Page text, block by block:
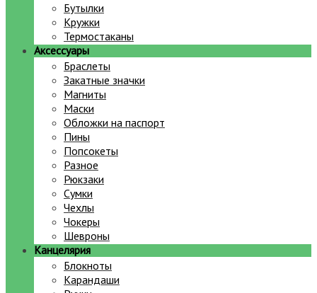
Бутылки
Кружки
Термостаканы
Аксессуары
Браслеты
Закатные значки
Магниты
Маски
Обложки на паспорт
Пины
Попсокеты
Разное
Рюкзаки
Сумки
Чехлы
Чокеры
Шевроны
Канцелярия
Блокноты
Карандаши